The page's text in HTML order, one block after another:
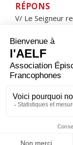
RÉPONS
V/ Le Seigneur
ORAISON
Père très bon,
pour qu'ils la
puissent
esprit fraternel